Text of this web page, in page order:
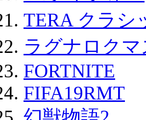
TERA クラシ
ラグナロク
FORTNITE
FIFA19RMT